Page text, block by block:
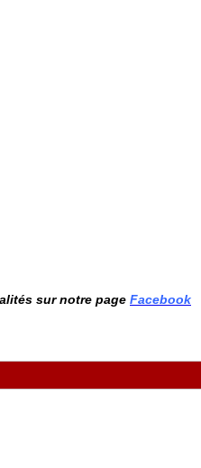
sur notre page Facebook